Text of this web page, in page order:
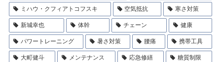
ミハウ・クフィアトコフスキ 空気抵抗 寒さ対策
新城幸也 体幹 チェーン 健康
パワートレーニング 暑さ対策 腰痛 携帯工具
大町健斗 メンテナンス 応急修繕 糖質制限